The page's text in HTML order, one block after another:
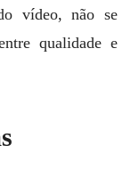
vídeo, não se
qualidade e